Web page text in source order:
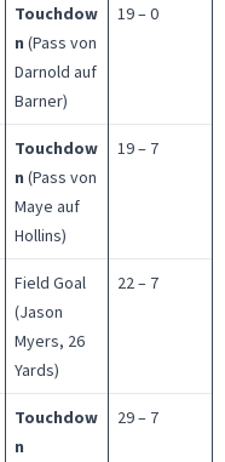
Touchdow
n (Pass von
Darnold auf
Barner)
19 – 0
Touchdow
n (Pass von
Maye auf
Hollins)
19 – 7
Field Goal
(Jason
Myers, 26
Yards)
22 – 7
Touchdow
n
29 – 7